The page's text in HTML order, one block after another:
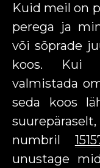
Kuid meil on
perega ja
või sõprade
koos. Kui
valmistada
seda koos
numbril
unustage